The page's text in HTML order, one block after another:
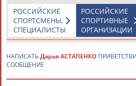
РОССИЙСКИЕ
СПОРТИВНЫЕ
ОРГАНИЗАЦИИ
РОССИЙСКИЕ
СПОРТСМЕНЫ,
СПЕЦИАЛИСТЫ
НАПИСАТЬ Дарья АСТАПЕНКО
СООБЩЕНИЕ